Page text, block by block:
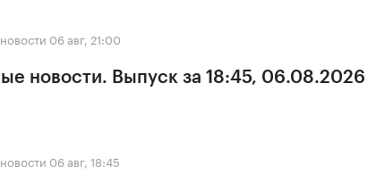
06 авг, 21:00
новости. Выпуск за 18:45, 06.08.2026
06 авг, 18:45